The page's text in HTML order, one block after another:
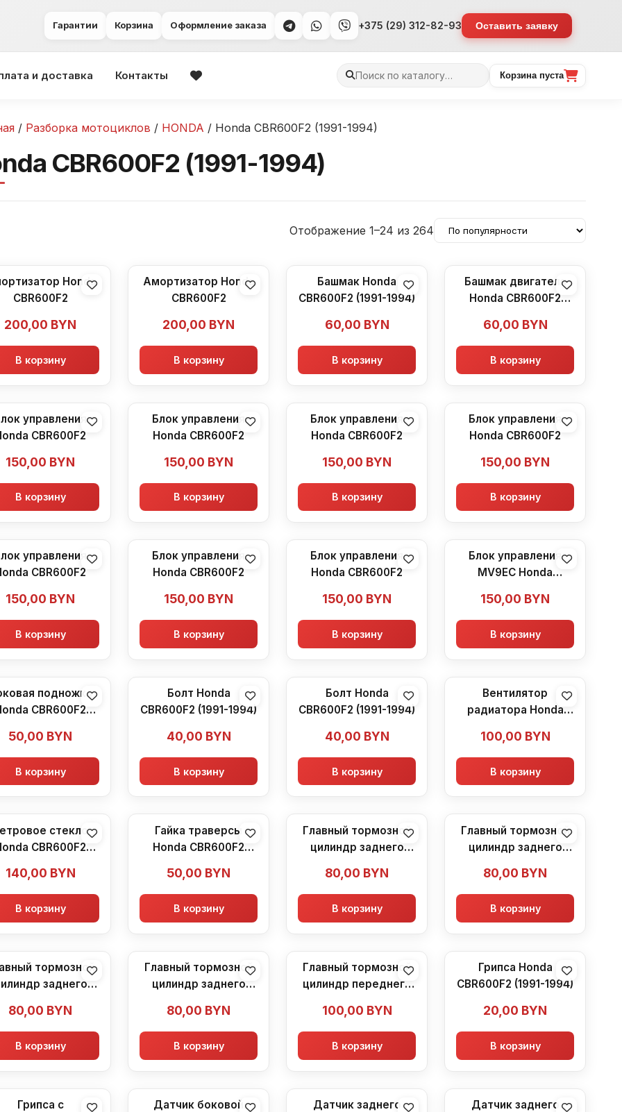
Гарантии Корзина Оформление заказа +375 (29) 312-82-93 Оставить заявку
и доставка Контакты
Поиск
Корзина пуста
/ Разборка мотоциклов / HONDA / Honda CBR600F2 (1991-1994)
CBR600F2 (1991-1994)
Отображение 1–24 из 264
Honda
CBR600F2
200,00 BYN
В корзину
Амортизатор Honda
CBR600F2
200,00 BYN
В корзину
Башмак Honda
CBR600F2 (1991-1994)
60,00 BYN
В корзину
Башмак двигателя
Honda CBR600F2
60,00 BYN
В корзину
управления
CBR600F2
150,00 BYN
В корзину
Блок управления
Honda CBR600F2
150,00 BYN
В корзину
Блок управления
Honda CBR600F2
150,00 BYN
В корзину
Блок управления
Honda CBR600F2
150,00 BYN
В корзину
управления
CBR600F2
150,00 BYN
В корзину
Блок управления
Honda CBR600F2
150,00 BYN
В корзину
Блок управления
Honda CBR600F2
150,00 BYN
В корзину
Блок управления
MV9EC Honda
150,00 BYN
В корзину
подножка
CBR600F2
50,00 BYN
В корзину
Болт Honda
CBR600F2 (1991-1994)
40,00 BYN
В корзину
Болт Honda
CBR600F2 (1991-1994)
40,00 BYN
В корзину
Вентилятор
радиатора Honda
100,00 BYN
В корзину
стекло
CBR600F2
140,00 BYN
В корзину
Гайка траверсы
Honda CBR600F2
50,00 BYN
В корзину
Главный тормозной
цилиндр заднего
Honda CBR600F2
80,00 BYN
В корзину
Главный тормозной
цилиндр заднего
Honda CBR600F2
80,00 BYN
В корзину
тормозной
заднего
CBR600F2
80,00 BYN
В корзину
Главный тормозной
цилиндр заднего
Honda CBR600F2
(1991-1994)
80,00 BYN
В корзину
Главный тормозной
цилиндр переднего
CBR600F2 Honda
CBR600F2 (1991-1994)
100,00 BYN
В корзину
Грипса Honda
CBR600F2 (1991-1994)
20,00 BYN
В корзину
Грипса с
Датчик боковой
Датчик заднего
Датчик заднего